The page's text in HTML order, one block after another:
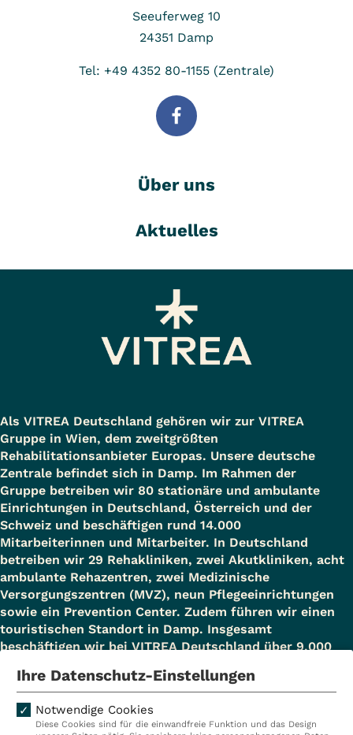
Seeuferweg 10
24351 Damp
Tel: +49 4352 80-1155 (Zentrale)
Über uns
Aktuelles
Als VITREA Deutschland gehören wir zur VITREA
Gruppe in Wien, dem zweitgrößten
Rehabilitationsanbieter Europas. Unsere deutsche
Zentrale befindet sich in Damp. Im Rahmen der
Gruppe betreiben wir 80 stationäre und ambulante
Einrichtungen in Deutschland, Österreich und der
Schweiz und beschäftigen rund 14.000
Mitarbeiterinnen und Mitarbeiter. In Deutschland
betreiben wir 29 Rehakliniken, zwei Akutkliniken, acht
ambulante Rehazentren, zwei Medizinische
Versorgungszentren (MVZ), neun Pflegeeinrichtungen
sowie ein Prevention Center. Zudem führen wir einen
touristischen Standort in Damp. Insgesamt
beschäftigen wir bei VITREA Deutschland über 9.000
Kliniken Ambulant
Ihre Datenschutz-Einstellungen
Notwendige Cookies
Diese Cookies sind für die einwandfreie Funktion und das Design